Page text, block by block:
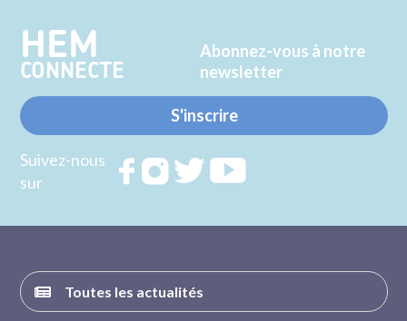
HEM
CONNECTE
Abonnez-vous à notre
newsletter
S'inscrire
Suivez-nous
sur
RejoignezRejoignezRejoignez
Toutes les actualités